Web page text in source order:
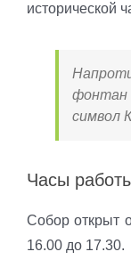
исторической
фонтан
символ
Часы
Собор открыт
16.00 до 17.30.